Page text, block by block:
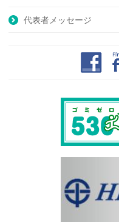
代表者メッセージ